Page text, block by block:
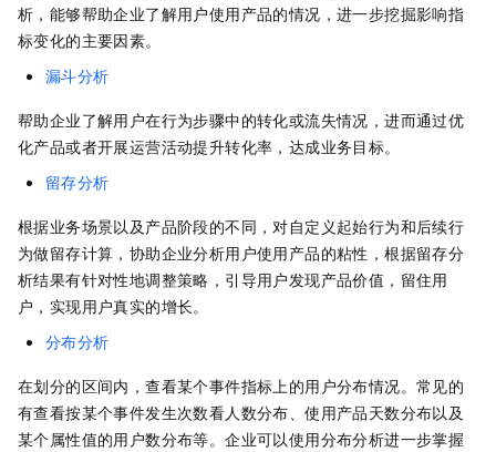
析，能够帮助企业了解用户使用产品的情况，进一步挖掘影响指
标变化的主要因素。
漏斗分析
帮助企业了解用户在行为步骤中的转化或流失情况，进而通过优
化产品或者开展运营活动提升转化率，达成业务目标。
留存分析
根据业务场景以及产品阶段的不同，对自定义起始行为和后续行
为做留存计算，协助企业分析用户使用产品的粘性，根据留存分
析结果有针对性地调整策略，引导用户发现产品价值，留住用
户，实现用户真实的增长。
分布分析
在划分的区间内，查看某个事件指标上的用户分布情况。常见的
有查看按某个事件发生次数看人数分布、使用产品天数分布以及
某个属性值的用户数分布等。企业可以使用分布分析进一步掌握